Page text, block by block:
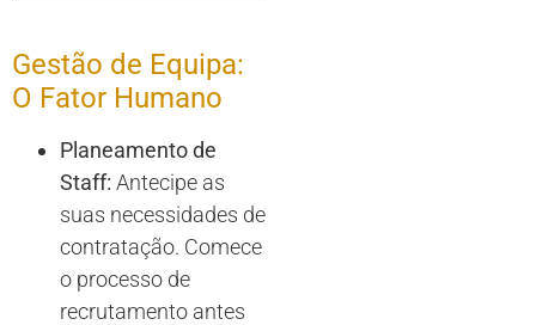
Gestão de Equipa:
O Fator Humano
Planeamento de
Staff: Antecipe as
suas necessidades de
contratação. Comece
o processo de
recrutamento antes